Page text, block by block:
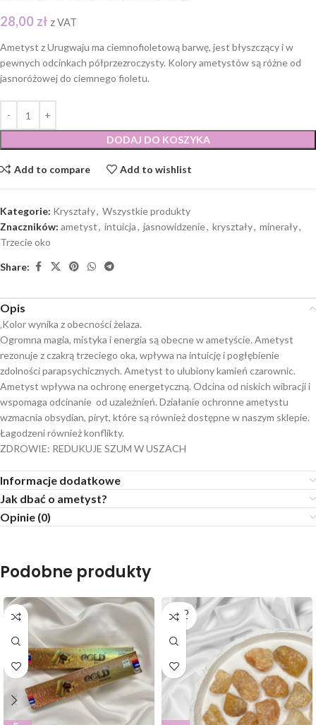
28,00 zł z VAT
Ametyst z Urugwaju ma ciemnofioletową barwę, jest błyszczący i w
pewnych odcinkach półprzezroczysty. Kolory ametystów są różne od
jasnoróżowej do ciemnego fioletu.
DODAJ DO KOSZYKA
Add to compare Add to wishlist
Kategorie: Kryształy, Wszystkie produkty
Znaczników: ametyst, intuicja, jasnowidzenie, kryształy, minerały,
Trzecie oko
Share:
Opis
‚Kolor wynika z obecności żelaza.
Ogromna magia, mistyka i energia są obecne w ametyście. Ametyst
rezonuje z czakrą trzeciego oka, wpływa na intuicję i pogłębienie
zdolności parapsychicznych. Ametyst to ulubiony kamień czarownic.
Ametyst wpływa na ochronę energetyczną. Odcina od niskich wibracji i
wspomaga odcinanie od uzależnień. Działanie ochronne ametystu
wzmacnia obsydian, piryt, które są również dostępne w naszym sklepie.
Łagodzeni również konflikty.
ZDROWIE: REDUKUJE SZUM W USZACH
Informacje dodatkowe
Jak dbać o ametyst?
Opinie (0)
Podobne produkty
SOLD
OUT